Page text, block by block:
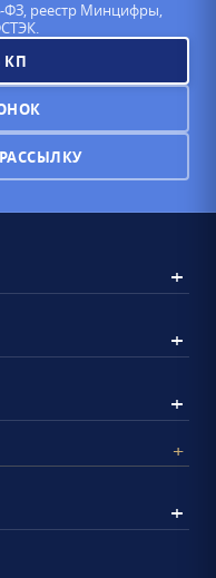
ФЗ, реестр Минцифры,
КП